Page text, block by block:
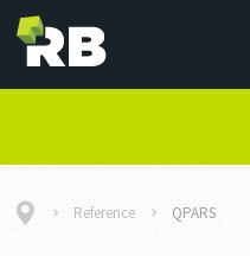
Reference QPARS